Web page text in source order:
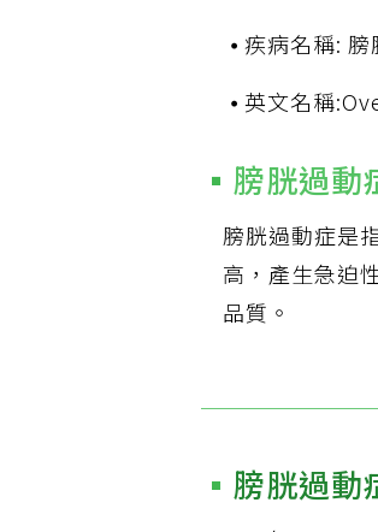
疾病名稱: 膀
英文名稱
膀胱過動
膀胱過動症是
高，產生急迫
品質。
膀胱過動